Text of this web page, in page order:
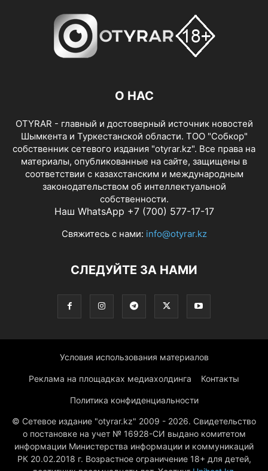
О НАС
OTYRAR - главный и достоверный источник новостей
Шымкента и Туркестанской области. ТОО "Собкор"
собственник сетевого издания "otyrar.kz". Все права на
материалы, опубликованные на сайте, защищены в
соответствии с казахстанским и международным
законодательством об интеллектуальной
собственности.
Наш WhatsApp +7 (700) 577-17-17
Свяжитесь с нами: info@otyrar.kz
СЛЕДУЙТЕ ЗА НАМИ
Условия использования материалов
Реклама на площадках медиахолдинга Контакты
Политика конфиденциальности
© Сетевое издание "otyrar.kz" 2009 - 2026. Свидетельство
о постановке на учет № 16928-СИ выдано комитетом
информации Министерства информации и коммуникаций
РК 20.02.2018 г. Возрастное ограничение 18+ для детей,